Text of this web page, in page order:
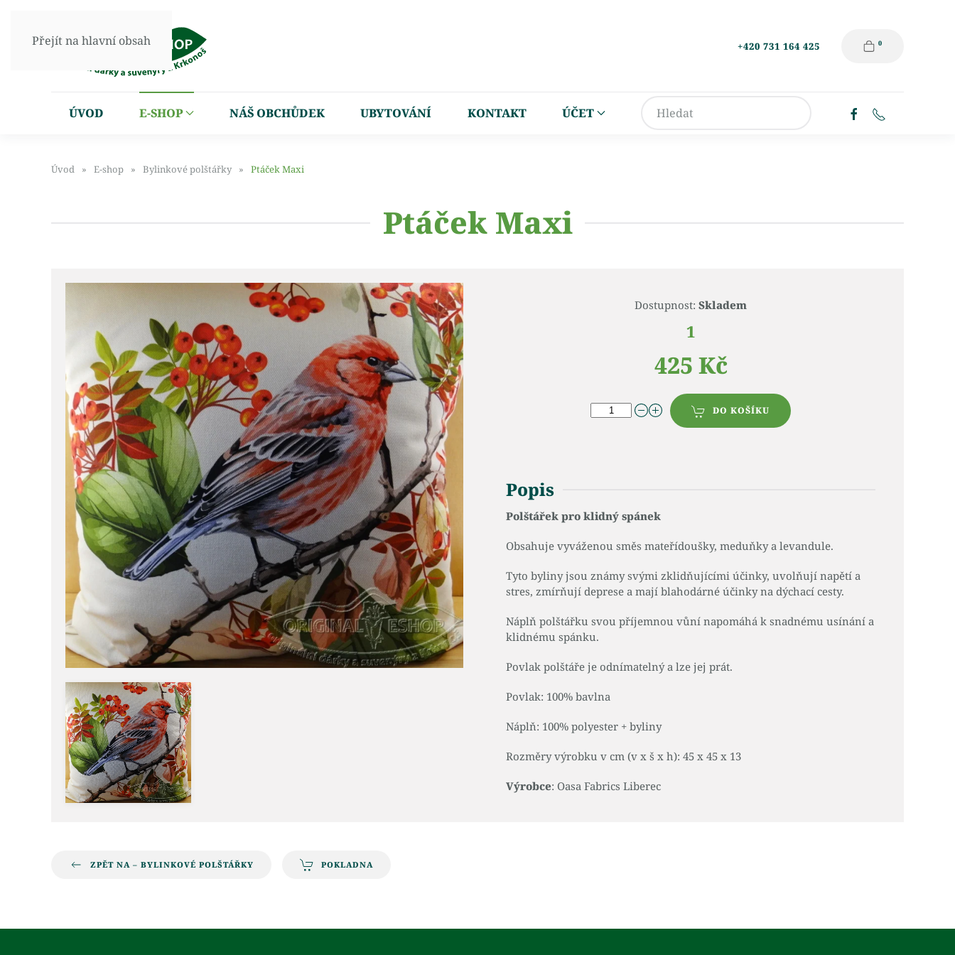
Přejít na hlavní obsah +420 731 164 425 0
ÚVOD E-SHOP NÁŠ OBCHŮDEK UBYTOVÁNÍ KONTAKT ÚČET
Úvod E-shop Bylinkové polštářky Ptáček Maxi
Ptáček Maxi
Dostupnost: Skladem
1
425 Kč
DO KOŠÍKU
Popis
Polštářek pro klidný spánek
Obsahuje vyváženou směs mateřídoušky, meduňky a levandule.
Tyto byliny jsou známy svými zklidňujícími účinky, uvolňují napětí a
stres, zmírňují deprese a mají blahodárné účinky na dýchací cesty.
Náplň polštářku svou příjemnou vůní napomáhá k snadnému usínání a
klidnému spánku.
Povlak polštáře je odnímatelný a lze jej prát.
Povlak: 100% bavlna
Náplň: 100% polyester + byliny
Rozměry výrobku v cm (v x š x h): 45 x 45 x 13
Výrobce: Oasa Fabrics Liberec
ZPĚT NA – BYLINKOVÉ POLŠTÁŘKY POKLADNA